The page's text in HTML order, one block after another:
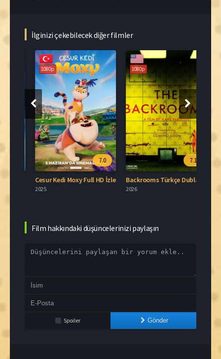
İlginizi çekebilecek diğer filmler
1080p
7.0
Cesur Kedi Moxy Full HD İzle
2025
1080p
7.1
Backrooms Türkçe Dublaj İzle
2026
Film hakkındaki düşüncelerinizi paylaşın
Spoiler Gönder